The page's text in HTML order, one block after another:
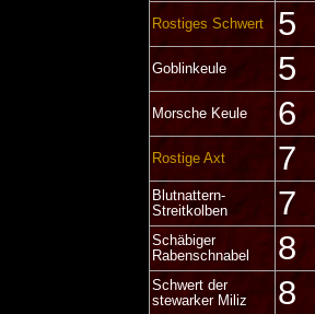
Rostiges Schwert 5
Goblinkeule 5
Morsche Keule 6
Rostige Axt 7
Blutnattern-
Streitkolben
7
Schäbiger
Rabenschnabel
8
Schwert der
stewarker Miliz
8